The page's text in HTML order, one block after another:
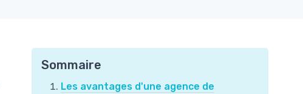
Sommaire
Les avantages d'une agence de